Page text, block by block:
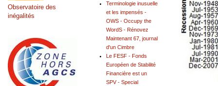
Terminologie inusuelle
et les impensés -
OWS - Occupy the
WordS - Rénovez
Maintenant 67, journal
d'un Cimbre
Le FESF - Fonds
Européen de Stabilité
Financière est un
SPV - Special
Observatoire des
inégalités